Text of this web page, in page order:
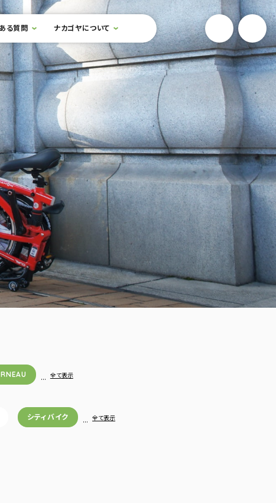
る質問 ナカゴヤについて 検索フォームを開閉する YouTube
… 全て表示
シティバイク … 全て表示